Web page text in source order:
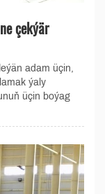
çekýär
adam üçin,
ýaly
üçin boýag